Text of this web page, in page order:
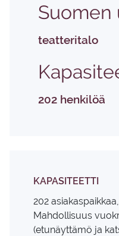
Suo­men
teatteritalo
202 henkilöä
KAPASITEETTI
202
Mahdollisuus
(etunäyttämö ja